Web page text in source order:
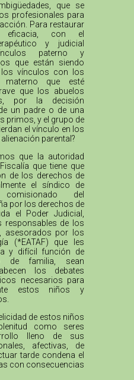
que se
profesionales para
Para restaurar
con el
y judicial
paterno y
que están siendo
vínculos con los
que esté
que los abuelos
por la decisión
un padre o de una
primos, y el grupo de
el vínculo en los
parental?
que la autoridad
que tiene que
de los derechos de
el síndico de
del
por los derechos de
el Poder Judicial,
responsables de los
asesorados por los
(*EATAF) que les
y difícil función de
de familia, sean
los debates
necesarios para
estos niños y
de estos niños
como seres
lleno de sus
afectivas, de
tarde condena el
con consecuencias